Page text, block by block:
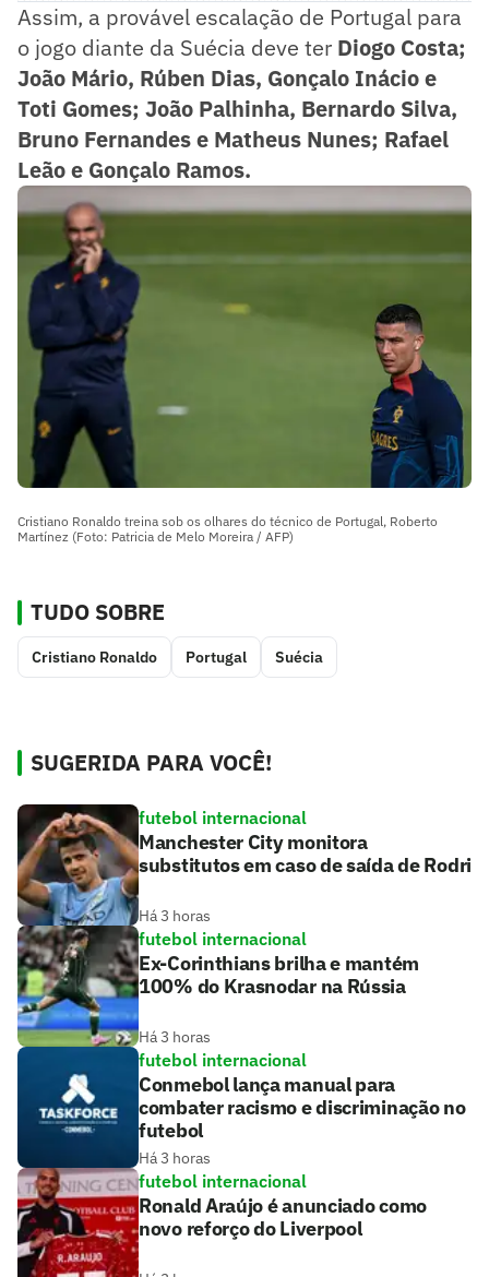
Assim, a provável escalação de Portugal para
o jogo diante da Suécia deve ter Diogo Costa;
João Mário, Rúben Dias, Gonçalo Inácio e
Toti Gomes; João Palhinha, Bernardo Silva,
Bruno Fernandes e Matheus Nunes; Rafael
Leão e Gonçalo Ramos.
Cristiano Ronaldo treina sob os olhares do técnico de Portugal, Roberto
Martínez (Foto: Patricia de Melo Moreira / AFP)
TUDO SOBRE
Cristiano Ronaldo Portugal Suécia
SUGERIDA PARA VOCÊ!
futebol internacional
Manchester City monitora
substitutos em caso de saída de Rodri
Há 3 horas
futebol internacional
Ex-Corinthians brilha e mantém
100% do Krasnodar na Rússia
Há 3 horas
futebol internacional
Conmebol lança manual para
combater racismo e discriminação no
futebol
Há 3 horas
futebol internacional
Ronald Araújo é anunciado como
novo reforço do Liverpool